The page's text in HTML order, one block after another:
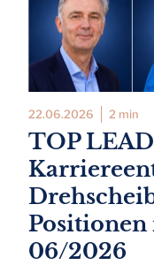
22.06.2026 2 min
TOP
06/2026